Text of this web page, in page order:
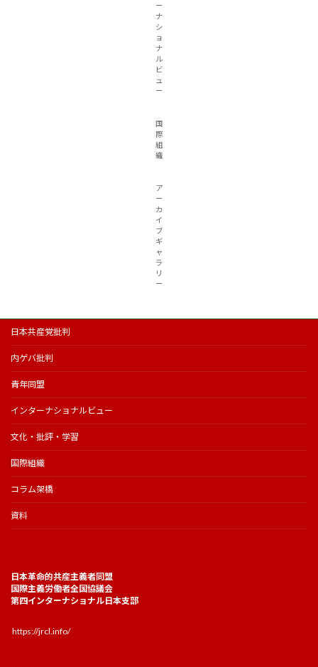
ー
ナ
シ
ョ
ナ
ル
ビ
ュ
ー
国
際
組
織
ア
ー
カ
イ
ブ
ギ
ャ
ラ
リ
ー
日本共産党批判
内ゲバ批判
青年同盟
インターナショナルビュー
文化・批評・学習
国際組織
コラム架橋
資料
日本革命的共産主義者同盟
国際主義労働者全国協議会
第四インターナショナル日本支部
https://jrcl.info/